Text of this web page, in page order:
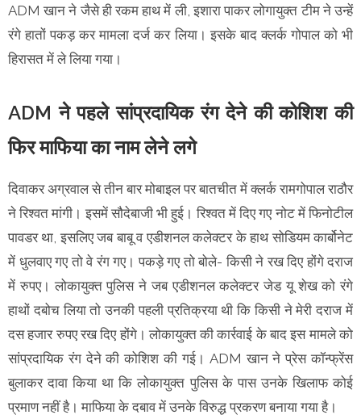
ADM खान ने जैसे ही रकम हाथ में ली, इशारा पाकर लोगायुक्त टीम ने उन्हें
रंगे हातों पकड़ कर मामला दर्ज कर लिया। इसके बाद क्लर्क गोपाल को भी
हिरासत में ले लिया गया।
ADM ने पहले सांप्रदायिक रंग देने की कोशिश की
फिर माफिया का नाम लेने लगे
दिवाकर अग्रवाल से तीन बार मोबाइल पर बातचीत में क्लर्क रामगोपाल राठौर
ने रिश्वत मांगी। इसमें सौदेबाजी भी हुई। रिश्वत में दिए गए नोट में फिनोटील
पावडर था, इसलिए जब बाबू व एडीशनल कलेक्टर के हाथ सोडियम कार्बोनेट
में धुलवाए गए तो वे रंग गए। पकड़े गए तो बोले- किसी ने रख दिए होंगे दराज
में रुपए। लोकायुक्त पुलिस ने जब एडीशनल कलेक्टर जेड यू शेख को रंगे
हाथों दबोच लिया तो उनकी पहली प्रतिक्रया थी कि किसी ने मेरी दराज में
दस हजार रुपए रख दिए होंगे। लोकायुक्त की कार्रवाई के बाद इस मामले को
सांप्रदायिक रंग देने की कोशिश की गई। ADM खान ने प्रेस कॉन्फ्रेंस
बुलाकर दावा किया था कि लोकायुक्त पुलिस के पास उनके खिलाफ कोई
प्रमाण नहीं है। माफिया के दबाव में उनके विरुद्ध प्रकरण बनाया गया है।